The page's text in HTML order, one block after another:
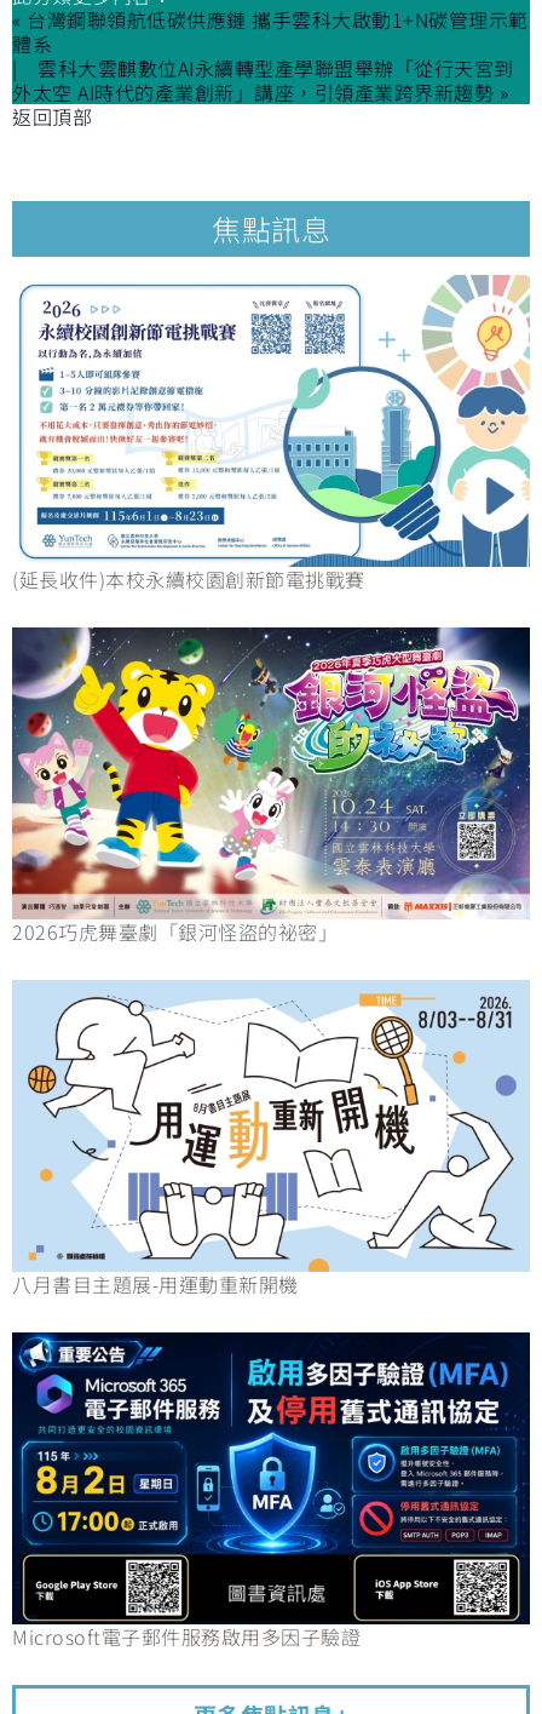
« 台灣鋼聯領航低碳供應鏈 攜手雲科大啟動1+N碳管理示範
體系
雲科大雲麒數位AI永續轉型產學聯盟舉辦「從行天宮到
外太空 AI時代的產業創新」講座，引領產業跨界新趨勢 »
返回頂部
焦點訊息
(延長收件)本校永續校園創新節電挑戰賽
2026巧虎舞臺劇「銀河怪盜的祕密」
八月書目主題展-用運動重新開機
Microsoft電子郵件服務啟用多因子驗證